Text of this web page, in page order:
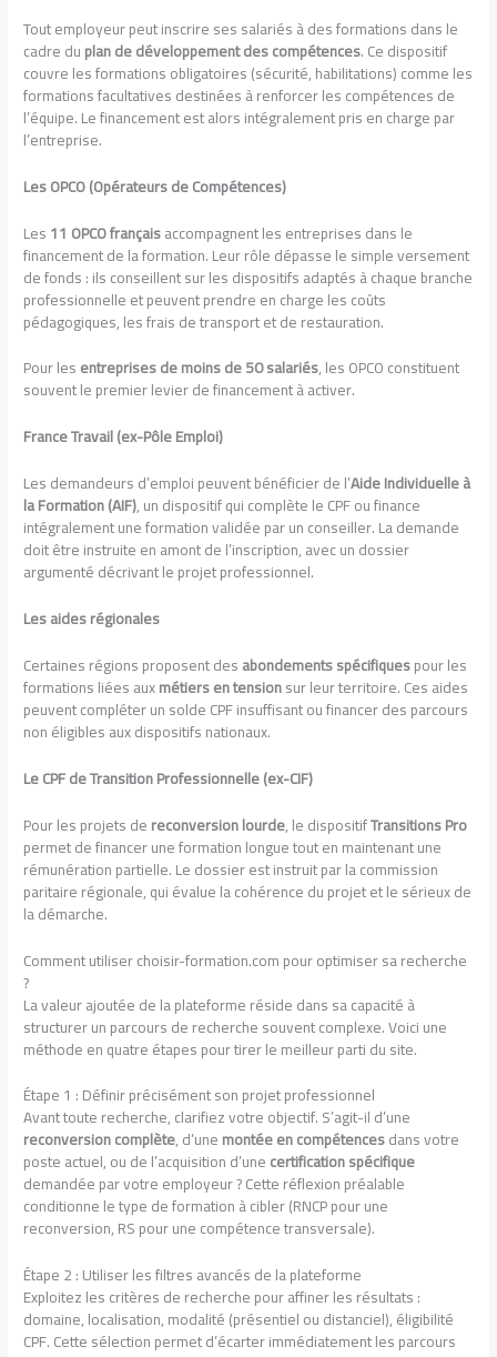
Tout employeur peut inscrire ses salariés à des formations dans le
cadre duplan de développement des compétences. Ce dispositif
couvre les formations obligatoires (sécurité, habilitations) comme les
formations facultatives destinées à renforcer les compétences de
l’équipe. Le financement est alors intégralement pris en charge par
l’entreprise.
Les OPCO (Opérateurs de Compétences)
Les11 OPCO françaisaccompagnent les entreprises dans le
financement de la formation. Leur rôle dépasse le simple versement
de fonds : ils conseillent sur les dispositifs adaptés à chaque branche
professionnelle et peuvent prendre en charge les coûts
pédagogiques, les frais de transport et de restauration.
Pour lesentreprises de moins de 50 salariés, les OPCO constituent
souvent le premier levier de financement à activer.
France Travail (ex-Pôle Emploi)
Les demandeurs d’emploi peuvent bénéficier de l’Aide Individuelle à
la Formation (AIF), un dispositif qui complète le CPF ou finance
intégralement une formation validée par un conseiller. La demande
doit être instruite en amont de l’inscription, avec un dossier
argumenté décrivant le projet professionnel.
Les aides régionales
Certaines régions proposent desabondements spécifiquespour les
formations liées auxmétiers en tensionsur leur territoire. Ces aides
peuvent compléter un solde CPF insuffisant ou financer des parcours
non éligibles aux dispositifs nationaux.
Le CPF de Transition Professionnelle (ex-CIF)
Pour les projets dereconversion lourde, le dispositifTransitions Pro
permet de financer une formation longue tout en maintenant une
rémunération partielle. Le dossier est instruit par la commission
paritaire régionale, qui évalue la cohérence du projet et le sérieux de
la démarche.
Comment utiliser choisir-formation.com pour optimiser sa recherche
?
La valeur ajoutée de la plateforme réside dans sa capacité à
structurer un parcours de recherche souvent complexe. Voici une
méthode en quatre étapes pour tirer le meilleur parti du site.
Étape 1 : Définir précisément son projet professionnel
Avant toute recherche, clarifiez votre objectif. S’agit-il d’une
reconversion complète, d’unemontée en compétencesdans votre
poste actuel, ou de l’acquisition d’unecertification spécifique
demandée par votre employeur ? Cette réflexion préalable
conditionne le type de formation à cibler (RNCP pour une
reconversion, RS pour une compétence transversale).
Étape 2 : Utiliser les filtres avancés de la plateforme
Exploitez les critères de recherche pour affiner les résultats :
domaine, localisation, modalité (présentiel ou distanciel), éligibilité
CPF. Cette sélection permet d’écarter immédiatement les parcours